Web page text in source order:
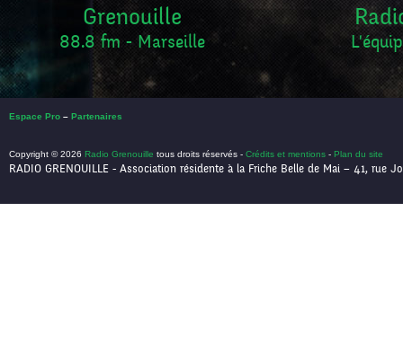
Grenouille
88.8 fm - Marseille
Espace Pro – Partenaires
Copyright © 2026 Radio Grenouille tous droits réservés - Crédits et mentions - Plan du site
RADIO GRENOUILLE - Association résidente à la Friche Belle de Mai – 41, rue